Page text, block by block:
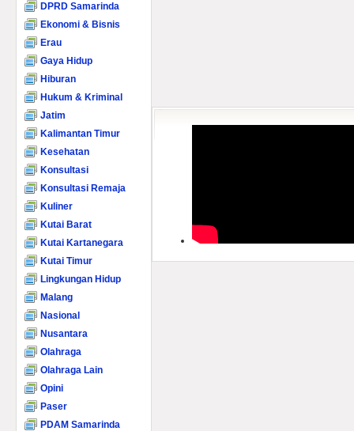
DPRD Samarinda
Ekonomi & Bisnis
Erau
Gaya Hidup
Hiburan
Hukum & Kriminal
Jatim
Kalimantan Timur
Kesehatan
Konsultasi
Konsultasi Remaja
Kuliner
Kutai Barat
Kutai Kartanegara
Kutai Timur
Lingkungan Hidup
Malang
Nasional
Nusantara
Olahraga
Olahraga Lain
Opini
Paser
PDAM Samarinda